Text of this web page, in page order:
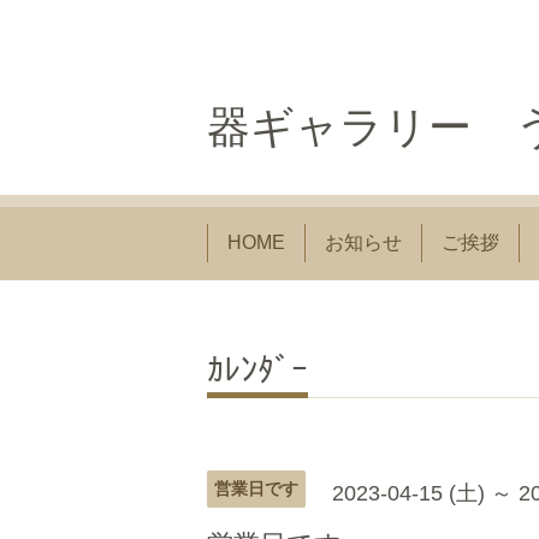
器ギャラリー
HOME お知らせ ご挨拶
ｶﾚﾝﾀﾞｰ
営業日です 2023-04-15 (土) ～